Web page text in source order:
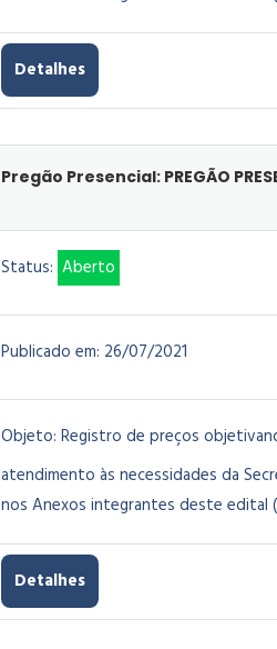
Detalhes
Pregão Presencial: PREGÃO
Status: Aberto
Publicado em: 26/07/2021
Objeto: Registro de preços
atendimento às necessidades da
nos Anexos integrantes deste edital (
Detalhes